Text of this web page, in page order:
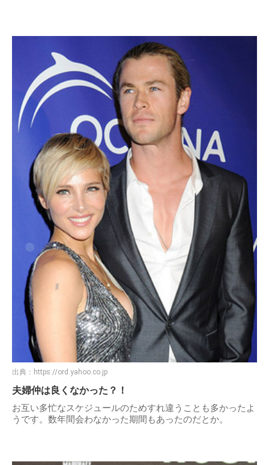
出典： https://ord.yahoo.co.jp
夫婦仲は良くなかった？！
お互い多忙なスケジュールのためすれ違うことも多かったよ
うです。数年間会わなかった期間もあったのだとか。